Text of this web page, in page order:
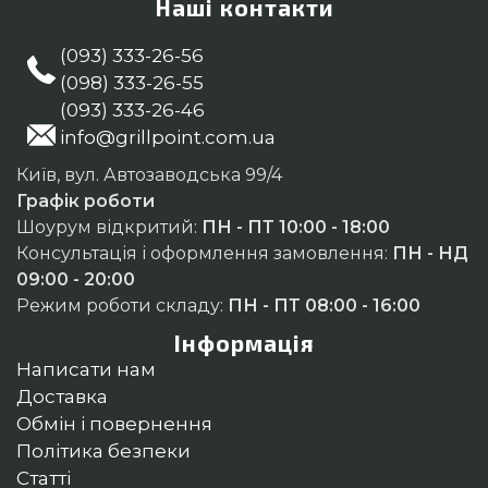
Наші контакти
(093) 333-26-56
(098) 333-26-55
(093) 333-26-46
info@grillpoint.com.ua
Київ, вул. Автозаводська 99/4
Графік роботи
Шоурум відкритий: ПН - ПТ 10:00 - 18:00
Консультація і оформлення замовлення: ПН - НД
09:00 - 20:00
Режим роботи складу: ПН - ПТ 08:00 - 16:00
Інформація
Написати нам
Доставка
Обмін і повернення
Політика безпеки
Статті